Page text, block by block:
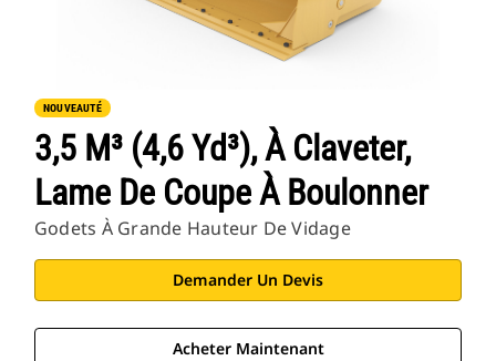
NOUVEAUTÉ
3,5 M³ (4,6 Yd³), À Claveter,
Lame De Coupe À Boulonner
Godets À Grande Hauteur De Vidage
Demander Un Devis
Acheter Maintenant